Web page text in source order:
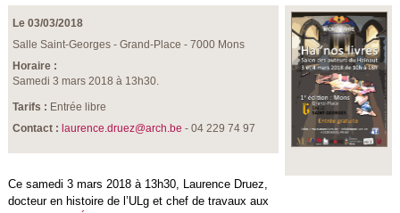
Le 03/03/2018
Salle Saint-Georges - Grand-Place - 7000 Mons
Horaire :
Samedi 3 mars 2018 à 13h30.
Tarifs : Entrée libre
Contact : laurence.druez@arch.be - 04 229 74 97
Ce samedi 3 mars 2018 à 13h30, Laurence Druez,
docteur en histoire de l’ULg et chef de travaux aux